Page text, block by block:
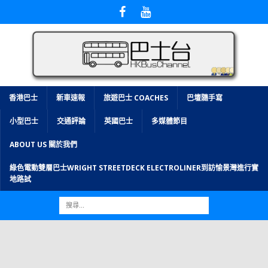
香港巴士 新車速報 旅遊巴士 COACHES 巴壇隨手寫
小型巴士 交通評論 英國巴士 多媒體節目
ABOUT US 關於我們
綠色電動雙層巴士WRIGHT STREETDECK ELECTROLINER到訪愉景灣進行實
地路試